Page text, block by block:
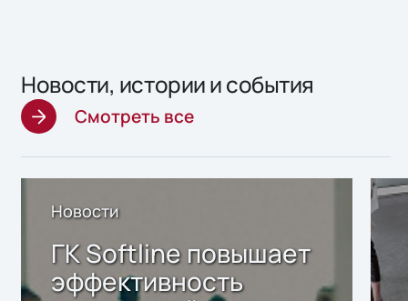
Новости, истории и события
Смотреть все
Новости
ГК Softline повышает
эффективность